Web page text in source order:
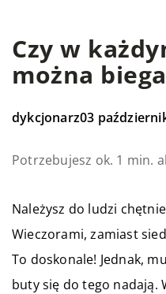
Czy w
można
dykcjonarz03
Potrzebujesz ok. 1 min.
Należysz do ludzi
Wieczorami, zamiast
To doskonale! Jednak,
buty się do tego nadają.